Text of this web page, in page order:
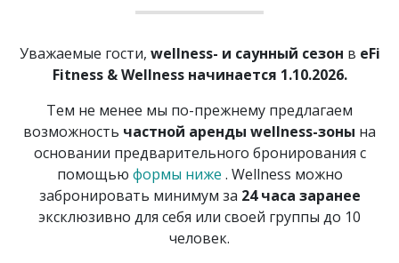
Уважаемые гости, wellness- и саунный сезон в eFi
Fitness & Wellness начинается 1.10.2026.
Тем не менее мы по-прежнему предлагаем
возможность частной аренды wellness-зоны на
основании предварительного бронирования с
помощью формы ниже . Wellness можно
забронировать минимум за 24 часа заранее
эксклюзивно для себя или своей группы до 10
человек.